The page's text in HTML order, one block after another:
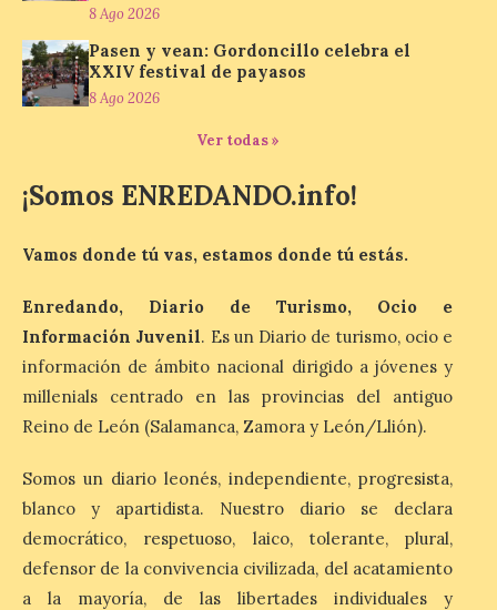
Concierto del Iberia
Marimba Ensemble en la
Plaza del Ayuntamiento de
un encuentro
agosto en la localidad
gallega de Merza, dedicado a la marimba y
Ayuntamiento de Ponferrada acogerá
este domingo, […]
MADO Madrid Orgullo
2026 vuelve a situarse
como uno de los
principales motores
económicos y turísticos de
Madrid
8 Ago 2026
Pasen y vean: Gordoncillo celebra el
XXIV festival de payasos
8 Ago 2026
Ver todas »
¡Somos ENREDANDO.info!
Vamos donde tú vas, estamos donde tú estás.
Enredando, Diario de Turismo, Ocio e
Información Juvenil. Es un Diario de turismo, ocio e
información de ámbito nacional dirigido a jóvenes y
millenials centrado en las provincias del antiguo
Reino de León (Salamanca, Zamora y León/Llión).
Somos un diario leonés, independiente, progresista,
blanco y apartidista. Nuestro diario se declara
democrático, respetuoso, laico, tolerante, plural,
defensor de la convivencia civilizada, del acatamiento
a la mayoría, de las libertades individuales y